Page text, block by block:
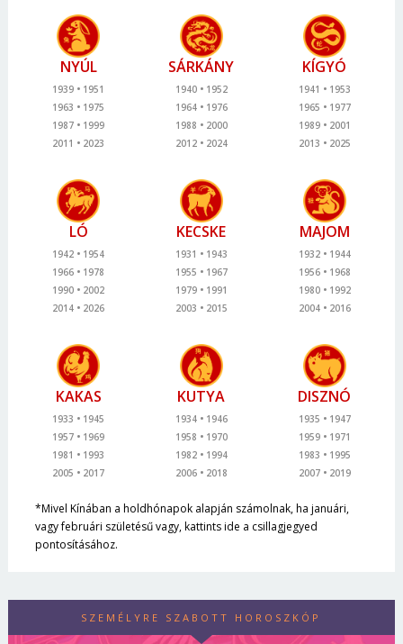
NYÚL
1939
1951
1963
1975
1987
1999
2011
2023
SÁRKÁNY
1940
1952
1964
1976
1988
2000
2012
2024
KÍGYÓ
1941
1953
1965
1977
1989
2001
2013
2025
LÓ
1942
1954
1966
1978
1990
2002
2014
2026
KECSKE
1931
1943
1955
1967
1979
1991
2003
2015
MAJOM
1932
1944
1956
1968
1980
1992
2004
2016
KAKAS
1933
1945
1957
1969
1981
1993
2005
2017
KUTYA
1934
1946
1958
1970
1982
1994
2006
2018
DISZNÓ
1935
1947
1959
1971
1983
1995
2007
2019
*Mivel Kínában a holdhónapok alapján számolnak, ha januári,
vagy februári születésű vagy, kattints ide a csillagjegyed
pontosításához.
SZEMÉLYRE SZABOTT HOROSZKÓP